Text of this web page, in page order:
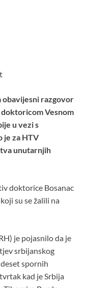
obavijesni razgovor
Vesnom
u vezi s
je za HTV
unutarnjih
doktorice Bosanac
su se žalili na
je pojasnilo da je
srbijanskog
spornih
kad je Srbija